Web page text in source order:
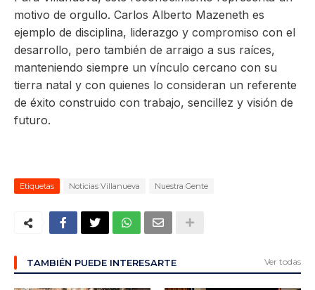
motivo de orgullo. Carlos Alberto Mazeneth es
ejemplo de disciplina, liderazgo y compromiso con el
desarrollo, pero también de arraigo a sus raíces,
manteniendo siempre un vínculo cercano con su
tierra natal y con quienes lo consideran un referente
de éxito construido con trabajo, sencillez y visión de
futuro.
Etiquetas Noticias Villanueva Nuestra Gente
TAMBIÉN PUEDE INTERESARTE Ver todas